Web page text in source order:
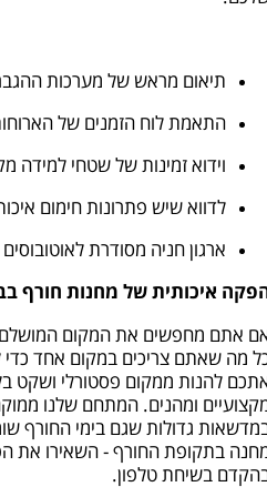
תיאום מראש של מערכות
התאמת לוח הזמנים של
וידוא זמינות של שטחי למידה
לדווא שיש פתרונות חימום
ארגון חניה מסודרת
איכותית של מחנות חורף
אתם מחפשים את המקום המושלם
מה שאתם צריכים במקום אחד כדי
להנות ממקום פסטורלי ושקט
גדולות שגם בימי החורף
בתקופת החורף - השאירו את
בשיחת טלפון.